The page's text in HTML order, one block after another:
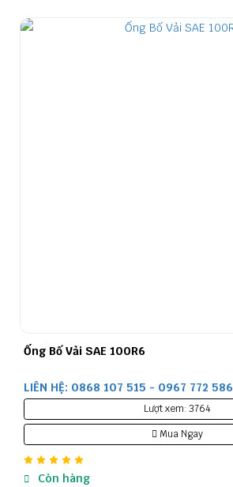
Ống Bố Vải SAE 100R6
LIÊN HỆ: 0868 107 515 - 0967 772 586
Lượt xem: 3764
Mua Ngay
Còn hàng